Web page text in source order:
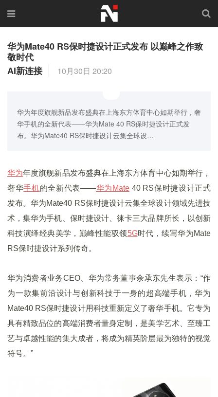
华为Mate40 RS保时捷设计正式发布 以巅峰之作致
敬时代
AI新连接
10月30日 20:20
华为年度旗舰新品发布盛典在上海东方体育中心如期举行，奢
华手机的全新代表——华为Mate 40 RS保时捷设计正式发
布。华为Mate40 RS保时捷设计云集全球设…
华为年度旗舰新品发布盛典在上海东方体育中心如期举行，
奢华手机的全新代表——华为Mate 40 RS保时捷设计正式
发布。华为Mate40 RS保时捷设计云集全球设计领域先进技
术，集华为手机、保时捷设计、徕卡三大品牌所长，以创新
科技演绎经典美学，巅峰性能驭领5G时代，续写华为Mate
RS保时捷设计系列传奇。
华为消费者业务CEO、华为常务董事余承东先生表示：“作
为一款集前沿设计与创新科技于一身的超高端手机，华为
Mate40 RS保时捷设计用科技重新定义了奢华手机。它专为
具有精致品位的高端消费者量身定制，是美学艺术、至臻工
艺与卓越性能的集大成者，将成为精英阶层最为独特的视觉
符号。”